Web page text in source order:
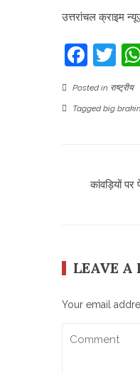
उत्तरांचल क्राइम
Posted in राष्ट्रीय
Taggedbig
कांवड़ियों
LEAVE A
Your email